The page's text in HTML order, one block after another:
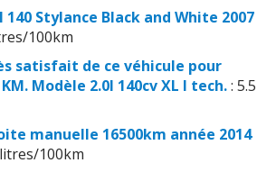
140 Stylance Black and White 2007
100km
satisfait de ce véhicule pour
Modèle 2.0l 140cv XL I tech.: 5.5
manuelle 16500km année 2014
100km